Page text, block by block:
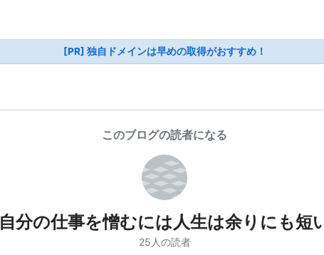
[PR] 独自ドメインは早めの取得がおすすめ！
このブログの読者になる
自分の仕事を憎むには人生は余りにも短
25人の読者